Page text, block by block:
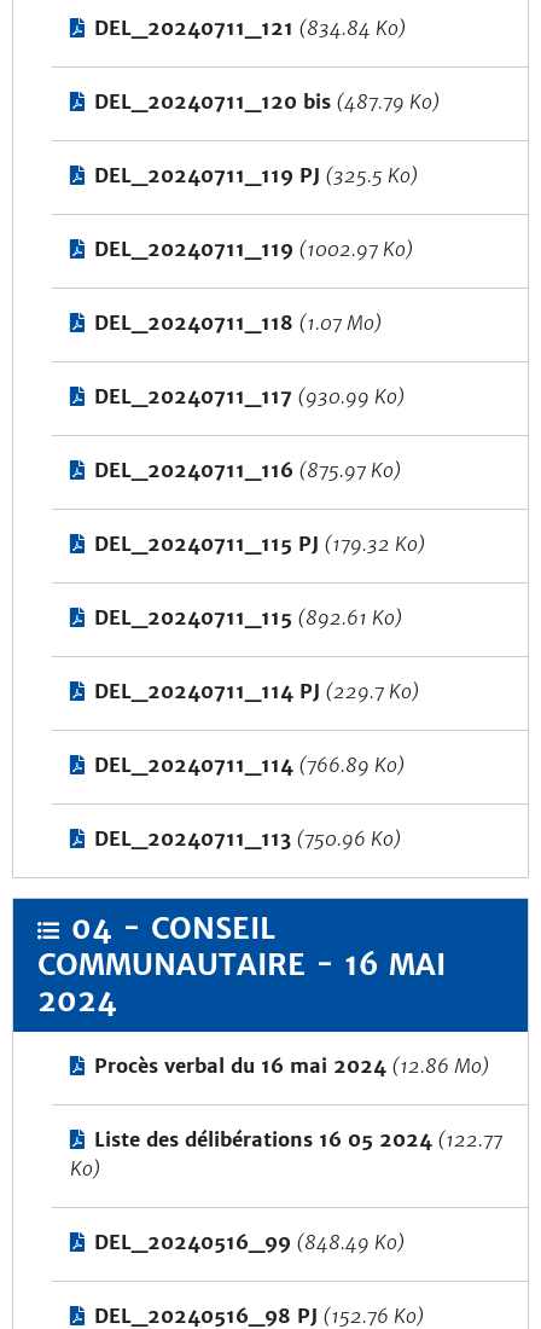
DEL_20240711_121 (834.84 Ko)
DEL_20240711_120 bis (487.79 Ko)
DEL_20240711_119 PJ (325.5 Ko)
DEL_20240711_119 (1002.97 Ko)
DEL_20240711_118 (1.07 Mo)
DEL_20240711_117 (930.99 Ko)
DEL_20240711_116 (875.97 Ko)
DEL_20240711_115 PJ (179.32 Ko)
DEL_20240711_115 (892.61 Ko)
DEL_20240711_114 PJ (229.7 Ko)
DEL_20240711_114 (766.89 Ko)
DEL_20240711_113 (750.96 Ko)
04 - CONSEIL
COMMUNAUTAIRE - 16 MAI
2024
Procès verbal du 16 mai 2024 (12.86 Mo)
Liste des délibérations 16 05 2024 (122.77
Ko)
DEL_20240516_99 (848.49 Ko)
DEL_20240516_98 PJ (152.76 Ko)